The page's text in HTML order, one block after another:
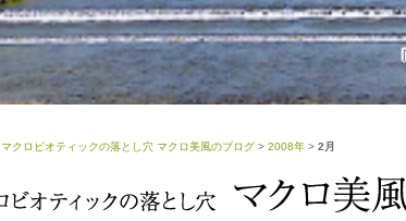
マクロビオティックの落とし穴 マクロ美風のブログ > 2008年 > 2月